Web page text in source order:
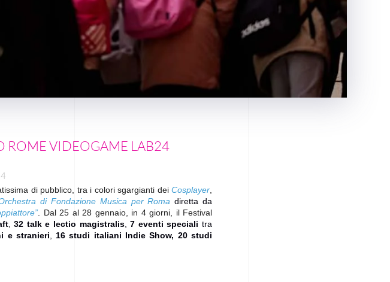
ROME VIDEOGAME LAB24
di pubblico, tra i colori sgargianti dei Cosplayer
di Fondazione Musica per Romadiretta da
Dal 25 al 28 gennaio, in 4 giorni, il Festival
,32 talk e lectio magistralis,7 eventi speciali tra
e stranieri
16 studi italiani Indie Show, 20 studi